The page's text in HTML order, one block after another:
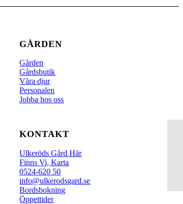
GÅRDEN
Gården
Gårdsbutik
Våra djur
Personalen
Jobba hos oss
KONTAKT
Ulkeröds Gård Här
Finns Vi, Karta
0524-620 50
info@ulkerodsgard.se
Bordsbokning
Öppettider